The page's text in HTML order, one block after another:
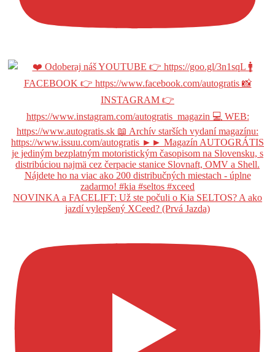
NOVINKA a FACELIFT: Už ste počuli o Kia SELTOS? A ako
jazdí vylepšený XCeed? (Prvá Jazda)